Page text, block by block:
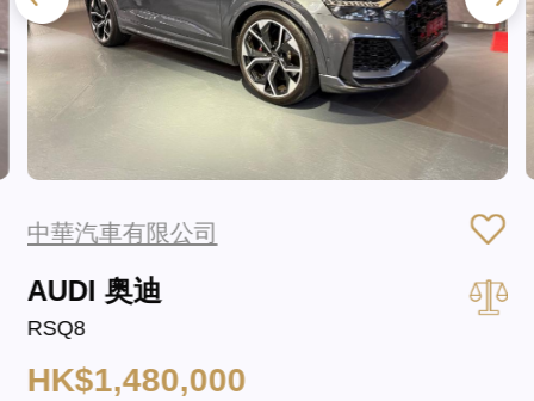
中華汽車有限公司
AUDI 奥迪
RSQ8
HK$1,480,000